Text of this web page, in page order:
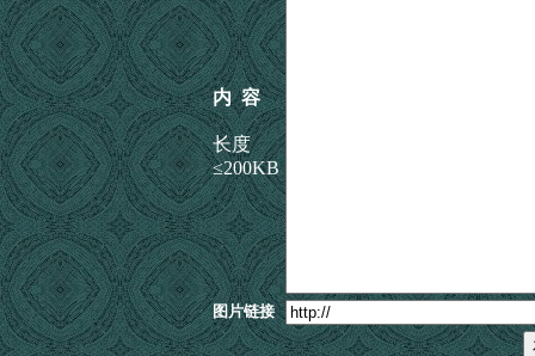
内 容
长度
≤200KB
图片链接